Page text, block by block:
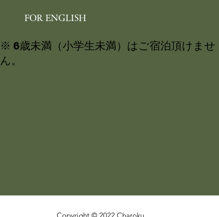
FOR ENGLISH
※ 6歳未満（小学生未満）はご宿泊頂けませ
ん。